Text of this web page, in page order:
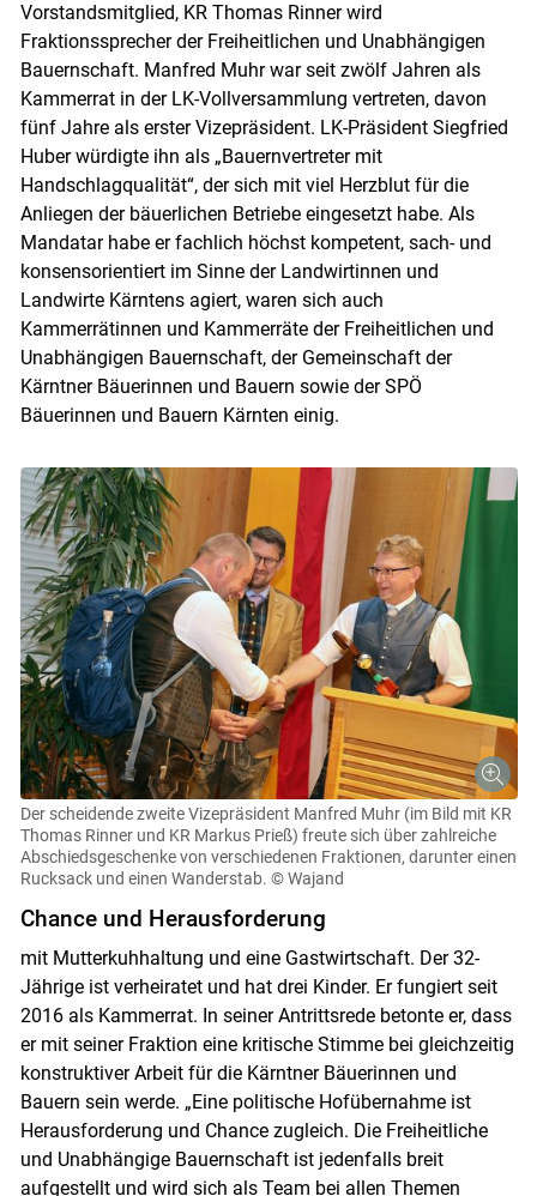
Skip to main content
Vorstandsmitglied, KR Thomas Rinner wird
Fraktionssprecher der Freiheitlichen und Unabhängigen
Bauernschaft. Manfred Muhr war seit zwölf Jahren als
Kammerrat in der LK-Vollversammlung vertreten, davon
fünf Jahre als erster Vizepräsident. LK-Präsident Siegfried
Huber würdigte ihn als „Bauernvertreter mit
Handschlagqualität“, der sich mit viel Herzblut für die
Anliegen der bäuerlichen Betriebe eingesetzt habe. Als
Mandatar habe er fachlich höchst kompetent, sach- und
konsensorientiert im Sinne der Landwirtinnen und
Landwirte Kärntens agiert, waren sich auch
Kammerrätinnen und Kammerräte der Freiheitlichen und
Unabhängigen Bauernschaft, der Gemeinschaft der
Kärntner Bäuerinnen und Bauern sowie der SPÖ
Bäuerinnen und Bauern Kärnten einig.
Der scheidende zweite Vizepräsident Manfred Muhr (im Bild mit KR
Thomas Rinner und KR Markus Prieß) freute sich über zahlreiche
Abschiedsgeschenke von verschiedenen Fraktionen, darunter einen
Rucksack und einen Wanderstab. © Wajand
Chance und Herausforderung
mit Mutterkuhhaltung und eine Gastwirtschaft. Der 32-
Jährige ist verheiratet und hat drei Kinder. Er fungiert seit
2016 als Kammerrat. In seiner Antrittsrede betonte er, dass
er mit seiner Fraktion eine kritische Stimme bei gleichzeitig
konstruktiver Arbeit für die Kärntner Bäuerinnen und
Bauern sein werde. „Eine politische Hofübernahme ist
Herausforderung und Chance zugleich. Die Freiheitliche
und Unabhängige Bauernschaft ist jedenfalls breit
aufgestellt und wird sich als Team bei allen Themen